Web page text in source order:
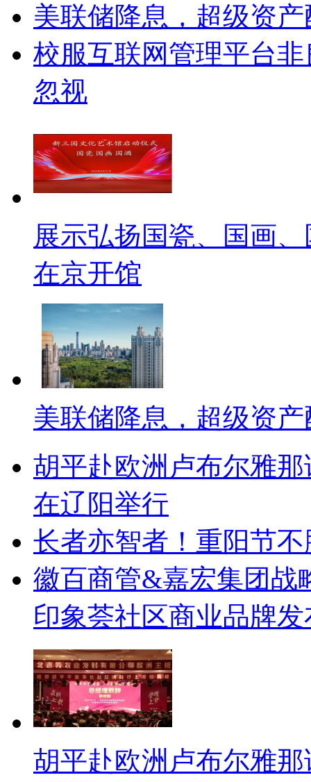
美联储降息，超级资
校服互联网管理平台
忽视
展示弘扬国瓷、国画
在京开馆
美联储降息，超级资
胡平赴欧洲卢布尔雅
在辽阳举行
长者亦智者！重阳节
徽百商管&嘉宏集团战
印象荟社区商业品牌
胡平赴欧洲卢布尔雅